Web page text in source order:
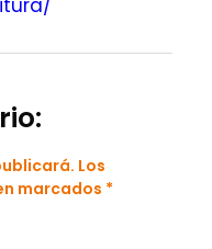
Los
marcados *